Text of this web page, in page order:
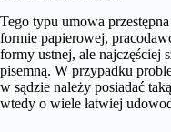
Tego typu umowa
formie papierowej,
formy ustnej, ale najczęściej
pisemną. W przypadku
w sądzie należy posiadać
wtedy o wiele łatwiej